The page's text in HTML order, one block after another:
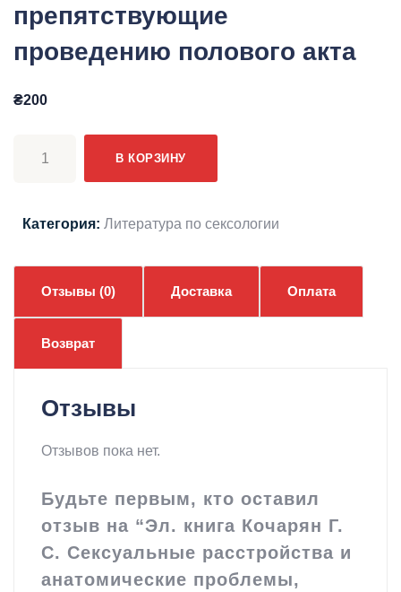
препятствующие
проведению полового акта
₴200
книга
Г.
Сексуальные
расстройства
проблемы,
проведению
В КОРЗИНУ
Категория: Литература по сексологии
Отзывы (0) Доставка Оплата
Возврат
Отзывы
Отзывов пока нет.
Будьте первым, кто оставил
отзыв на “Эл. книга Кочарян Г.
С. Сексуальные расстройства и
анатомические проблемы,